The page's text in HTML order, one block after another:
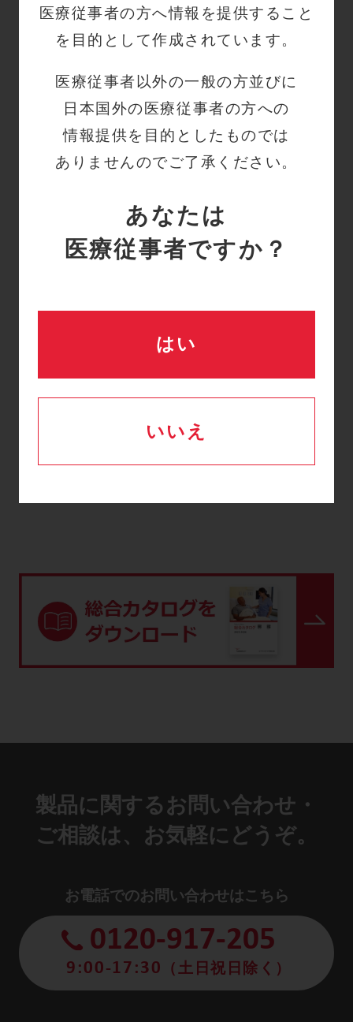
医療従事者の方へ情報を提供すること
を目的として作成されています。
医療従事者以外の一般の方並びに
日本国外の医療従事者の方への
情報提供を目的としたものでは
ありませんのでご了承ください。
あなたは
医療従事者ですか？
はい
いいえ
全に使用しない手術室環境を維持していま
いう彼らの決定、および彼らが従った移行
プロセスは、同様の動きを検討しているあ
らゆる規模の病院にロードマップを提供し
ます。
■変化の必要性
資料ダウンロード
製品に関するお問い合わせ・
ご相談は、お気軽にどうぞ。
お電話でのお問い合わせはこちら
0120-917-205
9:00-17:30 （土日祝日除く）